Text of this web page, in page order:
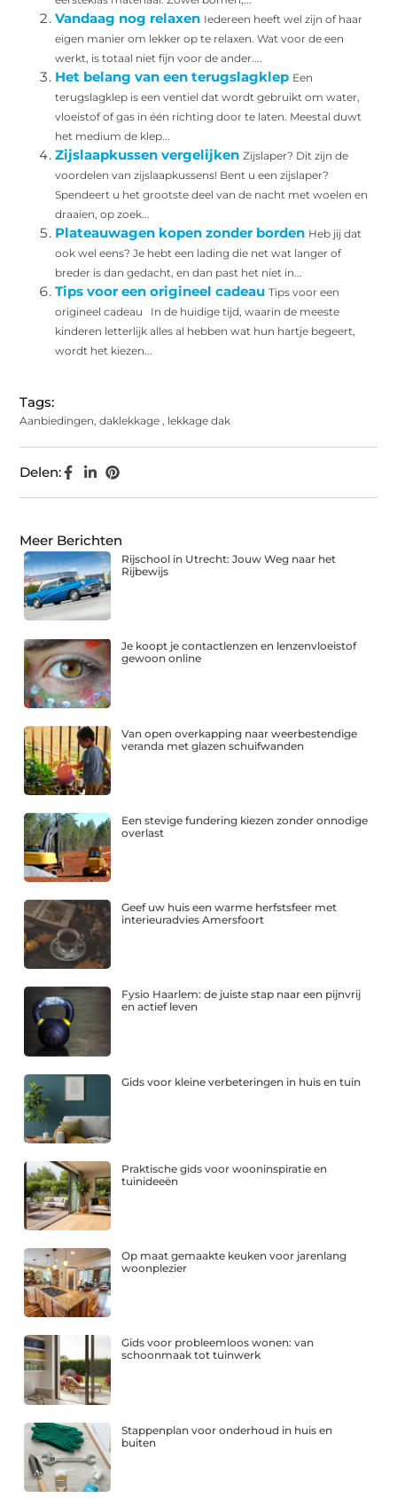
Vandaag nog relaxen Iedereen heeft wel zijn of haar
eigen manier om lekker op te relaxen. Wat voor de een
werkt, is totaal niet fijn voor de ander....
Het belang van een terugslagklep Een
terugslagklep is een ventiel dat wordt gebruikt om water,
vloeistof of gas in één richting door te laten. Meestal duwt
het medium de klep...
Zijslaapkussen vergelijken Zijslaper? Dit zijn de
voordelen van zijslaapkussens! Bent u een zijslaper?
Spendeert u het grootste deel van de nacht met woelen en
draaien, op zoek...
Plateauwagen kopen zonder borden Heb jij dat
ook wel eens? Je hebt een lading die net wat langer of
breder is dan gedacht, en dan past het niet in...
Tips voor een origineel cadeau Tips voor een
origineel cadeau In de huidige tijd, waarin de meeste
kinderen letterlijk alles al hebben wat hun hartje begeert,
wordt het kiezen...
Tags:
Aanbiedingen,daklekkage , lekkage dak
Delen:
Meer Berichten
Rijschool in Utrecht: Jouw Weg naar het
Rijbewijs
Je koopt je contactlenzen en lenzenvloeistof
gewoon online
Van open overkapping naar weerbestendige
veranda met glazen schuifwanden
Een stevige fundering kiezen zonder onnodige
overlast
Geef uw huis een warme herfstsfeer met
interieuradvies Amersfoort
Fysio Haarlem: de juiste stap naar een pijnvrij
en actief leven
Gids voor kleine verbeteringen in huis en tuin
Praktische gids voor wooninspiratie en
tuinideeën
Op maat gemaakte keuken voor jarenlang
woonplezier
Gids voor probleemloos wonen: van
schoonmaak tot tuinwerk
Stappenplan voor onderhoud in huis en
buiten